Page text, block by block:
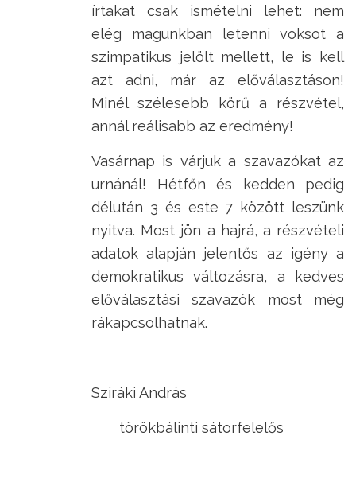
írtakat csak ismételni lehet: nem
elég magunkban letenni voksot a
szimpatikus jelölt mellett, le is kell
azt adni, már az előválasztáson!
Minél szélesebb körű a részvétel,
annál reálisabb az eredmény!
Vasárnap is várjuk a szavazókat az
urnánál! Hétfőn és kedden pedig
délután 3 és este 7 között leszünk
nyitva. Most jön a hajrá, a részvételi
adatok alapján jelentős az igény a
demokratikus változásra, a kedves
előválasztási szavazók most még
rákapcsolhatnak.
Sziráki András
törökbálinti sátorfelelős